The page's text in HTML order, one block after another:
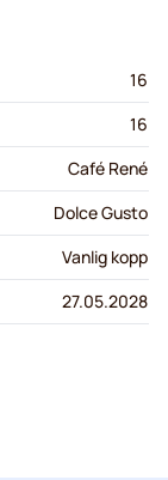
16
16
Café René
Dolce Gusto
Vanlig kopp
27.05.2028